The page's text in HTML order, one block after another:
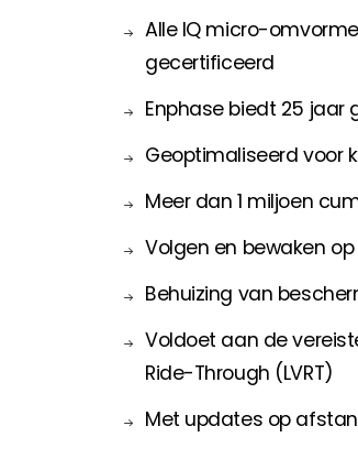
Alle IQ micro-
gecertificeerd
Enphase biedt 25 jaar
Geoptimaliseerd voor
Meer dan 1 miljoen
Volgen en bewaken
Behuizing van
Voldoet aan de
Ride-Through (LVRT)
Met updates op